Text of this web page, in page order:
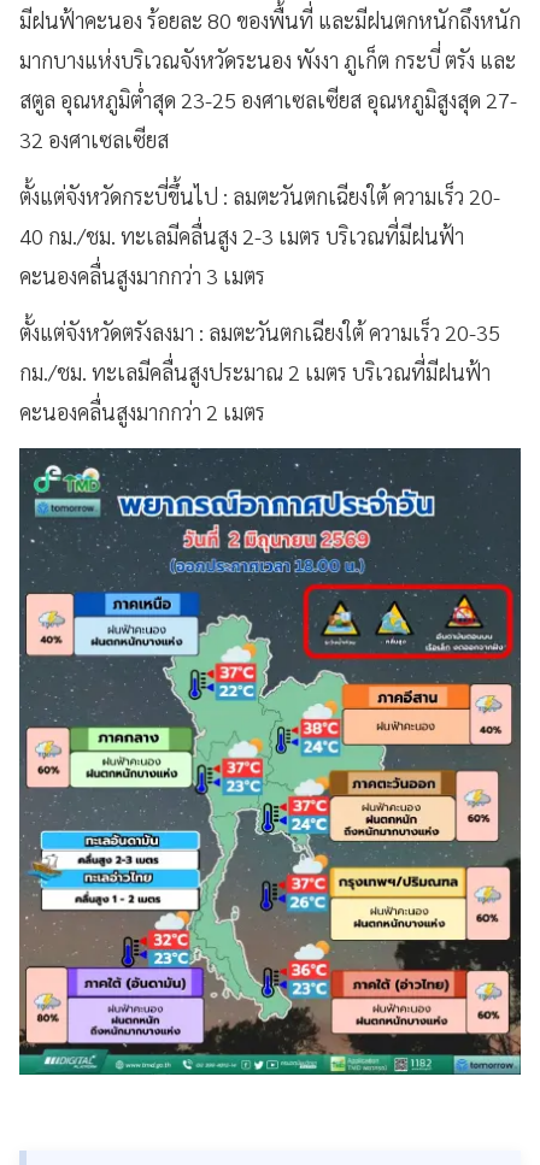
มีฝนฟ้าคะนอง ร้อยละ 80 ของพื้นที่ และมีฝนตกหนักถึงหนัก
มากบางแห่งบริเวณจังหวัดระนอง พังงา ภูเก็ต กระบี่ ตรัง และ
สตูล อุณหภูมิต่ำสุด 23-25 องศาเซลเซียส อุณหภูมิสูงสุด 27-
32 องศาเซลเซียส
ตั้งแต่จังหวัดกระบี่ขึ้นไป : ลมตะวันตกเฉียงใต้ ความเร็ว 20-
40 กม./ชม. ทะเลมีคลื่นสูง 2-3 เมตร บริเวณที่มีฝนฟ้า
คะนองคลื่นสูงมากกว่า 3 เมตร
ตั้งแต่จังหวัดตรังลงมา : ลมตะวันตกเฉียงใต้ ความเร็ว 20-35
กม./ชม. ทะเลมีคลื่นสูงประมาณ 2 เมตร บริเวณที่มีฝนฟ้า
คะนองคลื่นสูงมากกว่า 2 เมตร